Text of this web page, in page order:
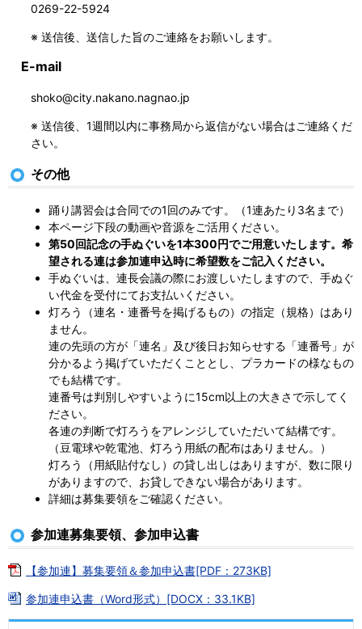
0269-22-5924
※ 送信後、送信した旨のご連絡をお願いします。
E-mail
shoko@city.nakano.nagnao.jp
※ 送信後、1週間以内に事務局から返信がない場合はご連絡くだ
さい。
その他
踊り講習会は合同での1回のみです。（1連あたり3名まで）
本ページ下段の動画や音源をご活用ください。
第50回記念の手ぬぐいを1本300円でご用意いたします。希
望される連は参加連申込時に希望数をご記入ください。
手ぬぐいは、連長会議の際にお渡しいたしますので、手ぬぐ
い代金を受付にてお支払いください。
灯ろう（連名・連番号を掲げるもの）の指定（規格）はあり
ません。
連の先頭の方が「連名」及び後日お知らせする「連番号」が
分かるよう掲げていただくこととし、プラカードの様なもの
でも結構です。
連番号は判別しやすいように15cm以上の大きさで示してく
ださい。
各連の判断で灯ろうをアレンジしていただいて結構です。
（豆電球や乾電池、灯ろう用紙の配布はありません。）
灯ろう（用紙貼付なし）の貸し出しはありますが、数に限り
がありますので、お貸しできない場合があります。
詳細は募集要領をご確認ください。
参加連募集要領、参加申込書
【参加連】募集要領＆参加申込書[PDF：273KB]
参加連申込書（Word形式）[DOCX：33.1KB]